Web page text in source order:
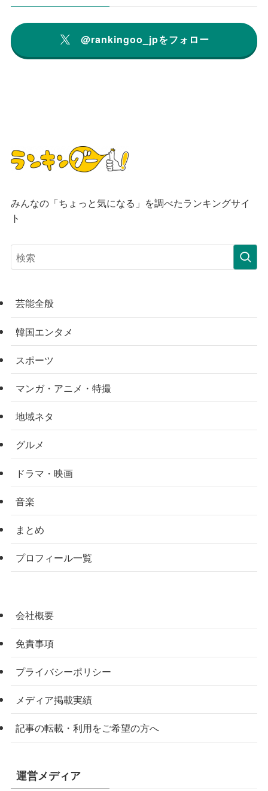
@rankingoo_jpをフォロー
みんなの「ちょっと気になる」を調べたランキングサイ
ト
芸能全般
韓国エンタメ
スポーツ
マンガ・アニメ・特撮
地域ネタ
グルメ
ドラマ・映画
音楽
まとめ
プロフィール一覧
会社概要
免責事項
プライバシーポリシー
メディア掲載実績
記事の転載・利用をご希望の方へ
運営メディア